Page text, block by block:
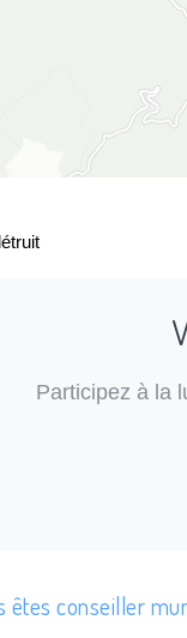
Participez à la
êtes conseiller